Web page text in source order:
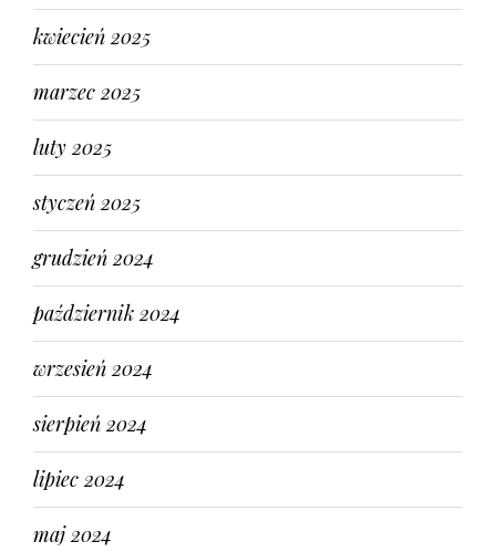
kwiecień 2025
marzec 2025
luty 2025
styczeń 2025
grudzień 2024
październik 2024
wrzesień 2024
sierpień 2024
lipiec 2024
maj 2024